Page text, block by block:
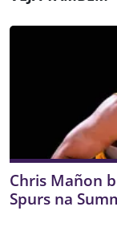
Chris Mañon
Spurs na